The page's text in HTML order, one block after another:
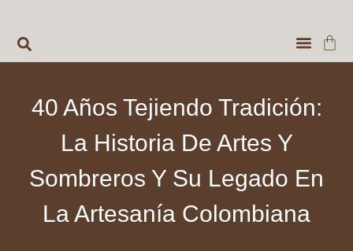
40 Años Tejiendo Tradición:
La Historia De Artes Y
Sombreros Y Su Legado En
La Artesanía Colombiana